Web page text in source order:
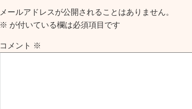
メールアドレスが公開されることはありません。
※ が付いている欄は必須項目です
コメント ※